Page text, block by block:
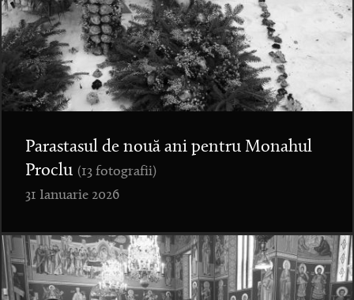
Parastasul de nouă ani pentru Monahul
Proclu (13 fotografii)
31 Ianuarie 2026